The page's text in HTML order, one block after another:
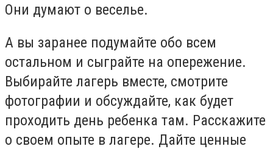
Они думают о веселье.
А вы заранее подумайте обо всем
остальном и сыграйте на опережение.
Выбирайте лагерь вместе, смотрите
фотографии и обсуждайте, как будет
проходить день ребенка там. Расскажите
о своем опыте в лагере. Дайте ценные